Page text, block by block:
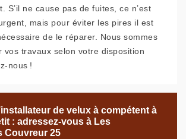
S’il ne cause pas de fuites, ce n’est
mais pour éviter les pires il est
de le réparer. Nous sommes
vos travaux selon votre disposition
nous !
de velux à compétent à
: adressez-vous à Les
Couvreur 25